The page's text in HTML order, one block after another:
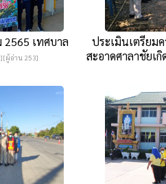
เทศบาล
ผู้อ่าน 253]
ประเมินเตรียม
สะอาดศาลาชัยเกิ